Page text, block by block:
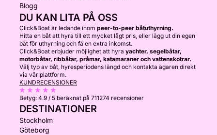
Blogg
DU KAN LITA PÅ OSS
Click&Boat är ledande inom peer-to-peer båtuthyrning.
Hitta en båt att hyra till ett mycket lågt pris, eller lägg ut din egen
båt för uthyrning och få en extra inkomst.
Click&Boat erbjuder möjlighet att hyra yachter, segelbåtar,
motorbåtar, ribbåtar, pråmar, katamaraner och vattenskotrar.
Välj typ av båt, hyresperiodens längd och kontakta ägaren direkt
via vår plattform.
KUNDRECENSIONER
Betyg: 4.9 / 5 beräknat på 711274 recensioner
DESTINATIONER
Stockholm
Göteborg